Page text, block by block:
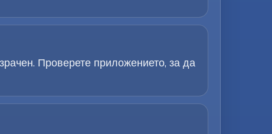
Проверете приложението, за да